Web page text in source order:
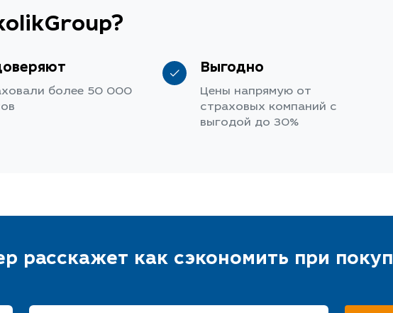
более 50 000
Выгодно
Цены напрямую от
страховых компаний с
выгодой до 30%
расскажет как сэкономить при